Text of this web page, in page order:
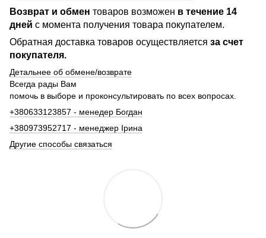
Возврат и обмен товаров возможен в течение 14
дней с момента получения товара покупателем.
Обратная доставка товаров осуществляется за счет
покупателя.
Детальнее об обмене/возврате
Всегда рады Вам
помочь в выборе и проконсультировать по всех вопросах.
+380633123857 - менедер Богдан
+380973952717 - менеджер Ірина
Другие способы связаться